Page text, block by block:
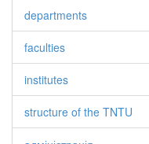
departments
faculties
institutes
structure of the TNTU